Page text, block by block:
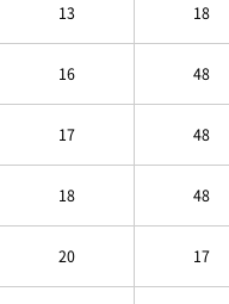
13 18
16 48
17 48
18 48
20 17